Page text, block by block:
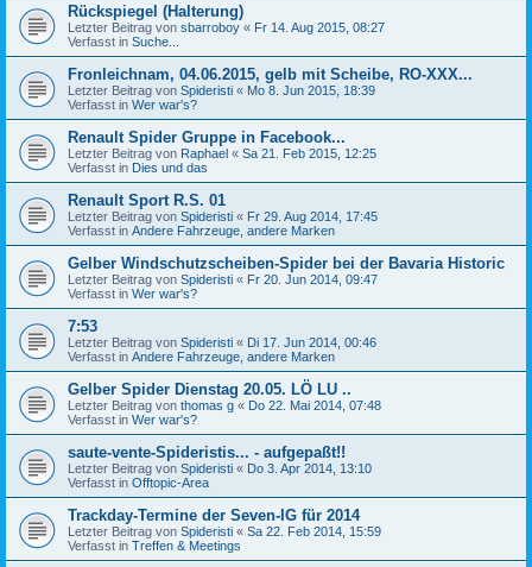
Rückspiegel (Halterung)
Letzter Beitrag von sbarroboy « Fr 14. Aug 2015, 08:27
Verfasst in Suche...
Fronleichnam, 04.06.2015, gelb mit Scheibe, RO-XXX...
Letzter Beitrag von Spideristi « Mo 8. Jun 2015, 18:39
Verfasst in Wer war's?
Renault Spider Gruppe in Facebook...
Letzter Beitrag von Raphael « Sa 21. Feb 2015, 12:25
Verfasst in Dies und das
Renault Sport R.S. 01
Letzter Beitrag von Spideristi « Fr 29. Aug 2014, 17:45
Verfasst in Andere Fahrzeuge, andere Marken
Gelber Windschutzscheiben-Spider bei der Bavaria Historic
Letzter Beitrag von Spideristi « Fr 20. Jun 2014, 09:47
Verfasst in Wer war's?
7:53
Letzter Beitrag von Spideristi « Di 17. Jun 2014, 00:46
Verfasst in Andere Fahrzeuge, andere Marken
Gelber Spider Dienstag 20.05. LÖ LU ..
Letzter Beitrag von thomas g « Do 22. Mai 2014, 07:48
Verfasst in Wer war's?
saute-vente-Spideristis... - aufgepaßt!!
Letzter Beitrag von Spideristi « Do 3. Apr 2014, 13:10
Verfasst in Offtopic-Area
Trackday-Termine der Seven-IG für 2014
Letzter Beitrag von Spideristi « Sa 22. Feb 2014, 15:59
Verfasst in Treffen & Meetings